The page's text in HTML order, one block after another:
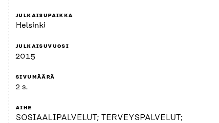
JULKAISUPAIKKA
Helsinki
JULKAISUVUOSI
2015
SIVUMÄÄRÄ
2 s.
AIHE
SOSIAALIPALVELUT; TERVEYSPALVELUT;